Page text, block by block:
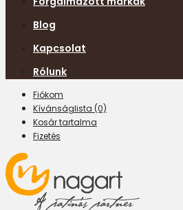
Blog
Kapcsolat
Rólunk
Fiókom
Kívánságlista (0)
Kosár tartalma
Fizetés